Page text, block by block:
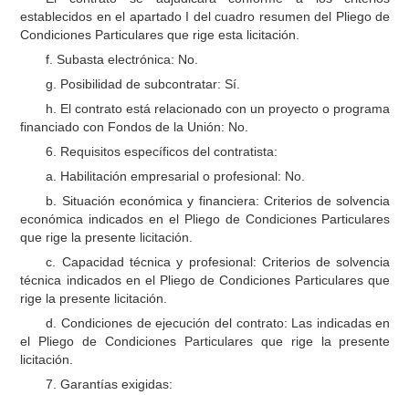
establecidos en el apartado I del cuadro resumen del Pliego de
Condiciones Particulares que rige esta licitación.
f. Subasta electrónica: No.
g. Posibilidad de subcontratar: Sí.
h. El contrato está relacionado con un proyecto o programa
financiado con Fondos de la Unión: No.
6. Requisitos específicos del contratista:
a. Habilitación empresarial o profesional: No.
b. Situación económica y financiera: Criterios de solvencia
económica indicados en el Pliego de Condiciones Particulares
que rige la presente licitación.
c. Capacidad técnica y profesional: Criterios de solvencia
técnica indicados en el Pliego de Condiciones Particulares que
rige la presente licitación.
d. Condiciones de ejecución del contrato: Las indicadas en
el Pliego de Condiciones Particulares que rige la presente
licitación.
7. Garantías exigidas: